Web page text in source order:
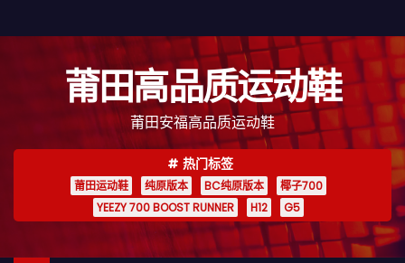
至
莆田高品质运动鞋
莆田安福高品质运动鞋
热门标签
莆田运动鞋 纯原版本 BC纯原版本
椰子700
YEEZY 700 BOOST RUNNER
H12 G5